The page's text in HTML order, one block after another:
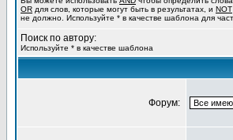
OR для слов, которые могут быть в результатах, и NOT
не должно. Используйте * в качестве шаблона для
Поиск по автору:
Используйте * в качестве шаблона
Форум: